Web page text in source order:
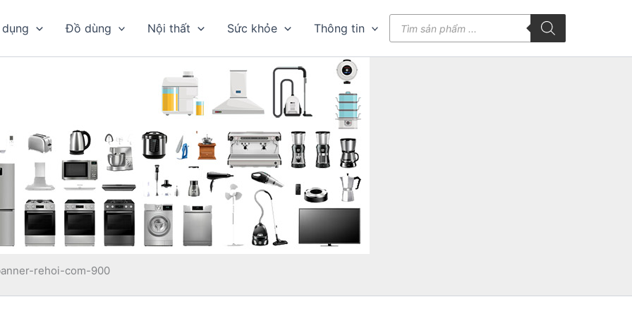
Đồ dùng Nội thất Sức khỏe Thông tin
kiếm
rehoi-com-900